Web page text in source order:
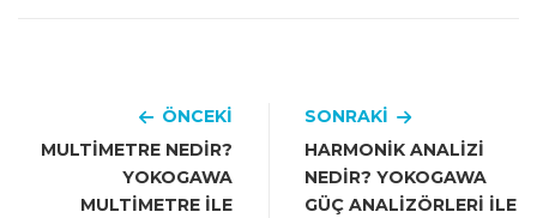
ÖNCEKI
MULTIMETRE NEDIR?
YOKOGAWA
MULTIMETRE ILE
SONRAKI
HARMONIK ANALIZI
NEDIR? YOKOGAWA
GÜÇ ANALIZÖRLERI ILE